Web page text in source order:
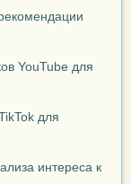
YouTube для
для
интереса к